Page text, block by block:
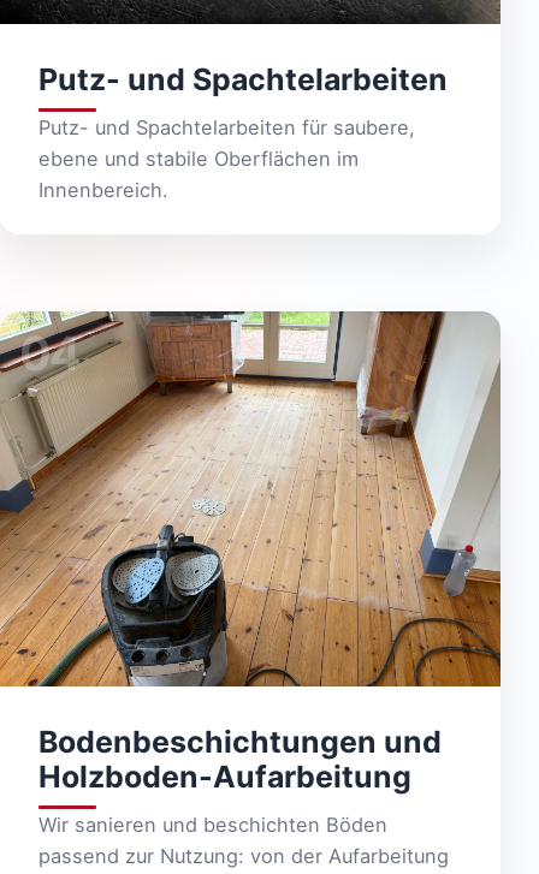
Putz- und Spachtelarbeiten
Putz- und Spachtelarbeiten für saubere,
ebene und stabile Oberflächen im
Innenbereich.
04
Bodenbeschichtungen und
Holzboden-Aufarbeitung
Wir sanieren und beschichten Böden
passend zur Nutzung: von der Aufarbeitung